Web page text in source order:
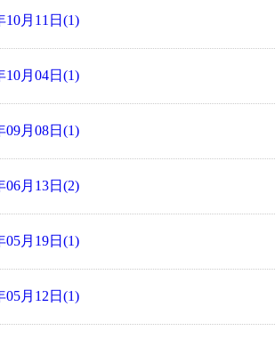
10月11日(1)
10月04日(1)
09月08日(1)
06月13日(2)
05月19日(1)
05月12日(1)